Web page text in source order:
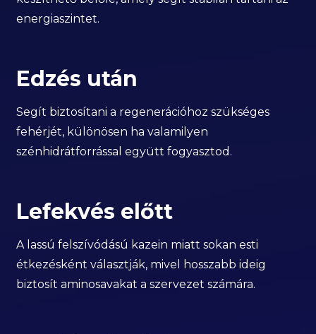
energiaszintet.
Edzés után
Segít biztosítani a regenerációhoz szükséges
fehérjét, különösen ha valamilyen
szénhidrátforrással együtt fogyasztod.
Lefekvés előtt
A lassú felszívódású kazein miatt sokan esti
étkezésként választják, mivel hosszabb ideig
biztosít aminosavakat a szervezet számára.